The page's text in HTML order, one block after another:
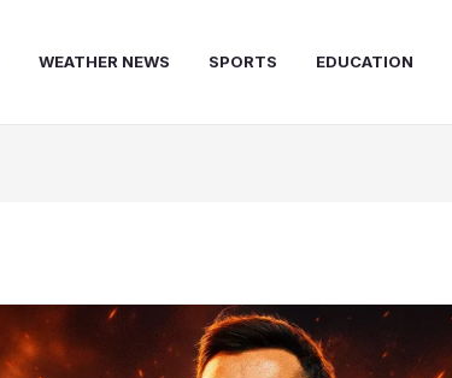
WEATHER NEWS SPORTS EDUCATION